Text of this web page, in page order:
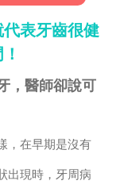
代表牙齒很健
，醫師卻說可
，在早期是沒有
出現時，牙周病